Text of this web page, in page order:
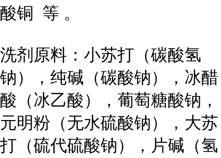
酸铜 等 。
洗剂原料：小苏打（碳酸氢
钠），纯碱（碳酸钠），冰醋
酸（冰乙酸），葡萄糖酸钠，
元明粉（无水硫酸钠），大苏
打（硫代硫酸钠），片碱（氢